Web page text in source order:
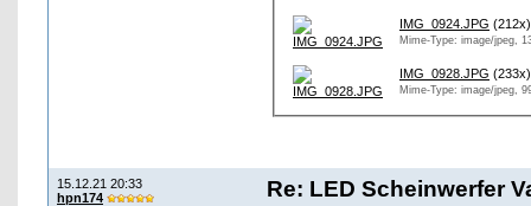
IMG_0924.JPG (212x)
Mime-Type: image/jpeg,
IMG_0928.JPG (233x)
Mime-Type: image/jpeg,
15.12.21 20:33
hpn174
Re: LED Scheinwerfer